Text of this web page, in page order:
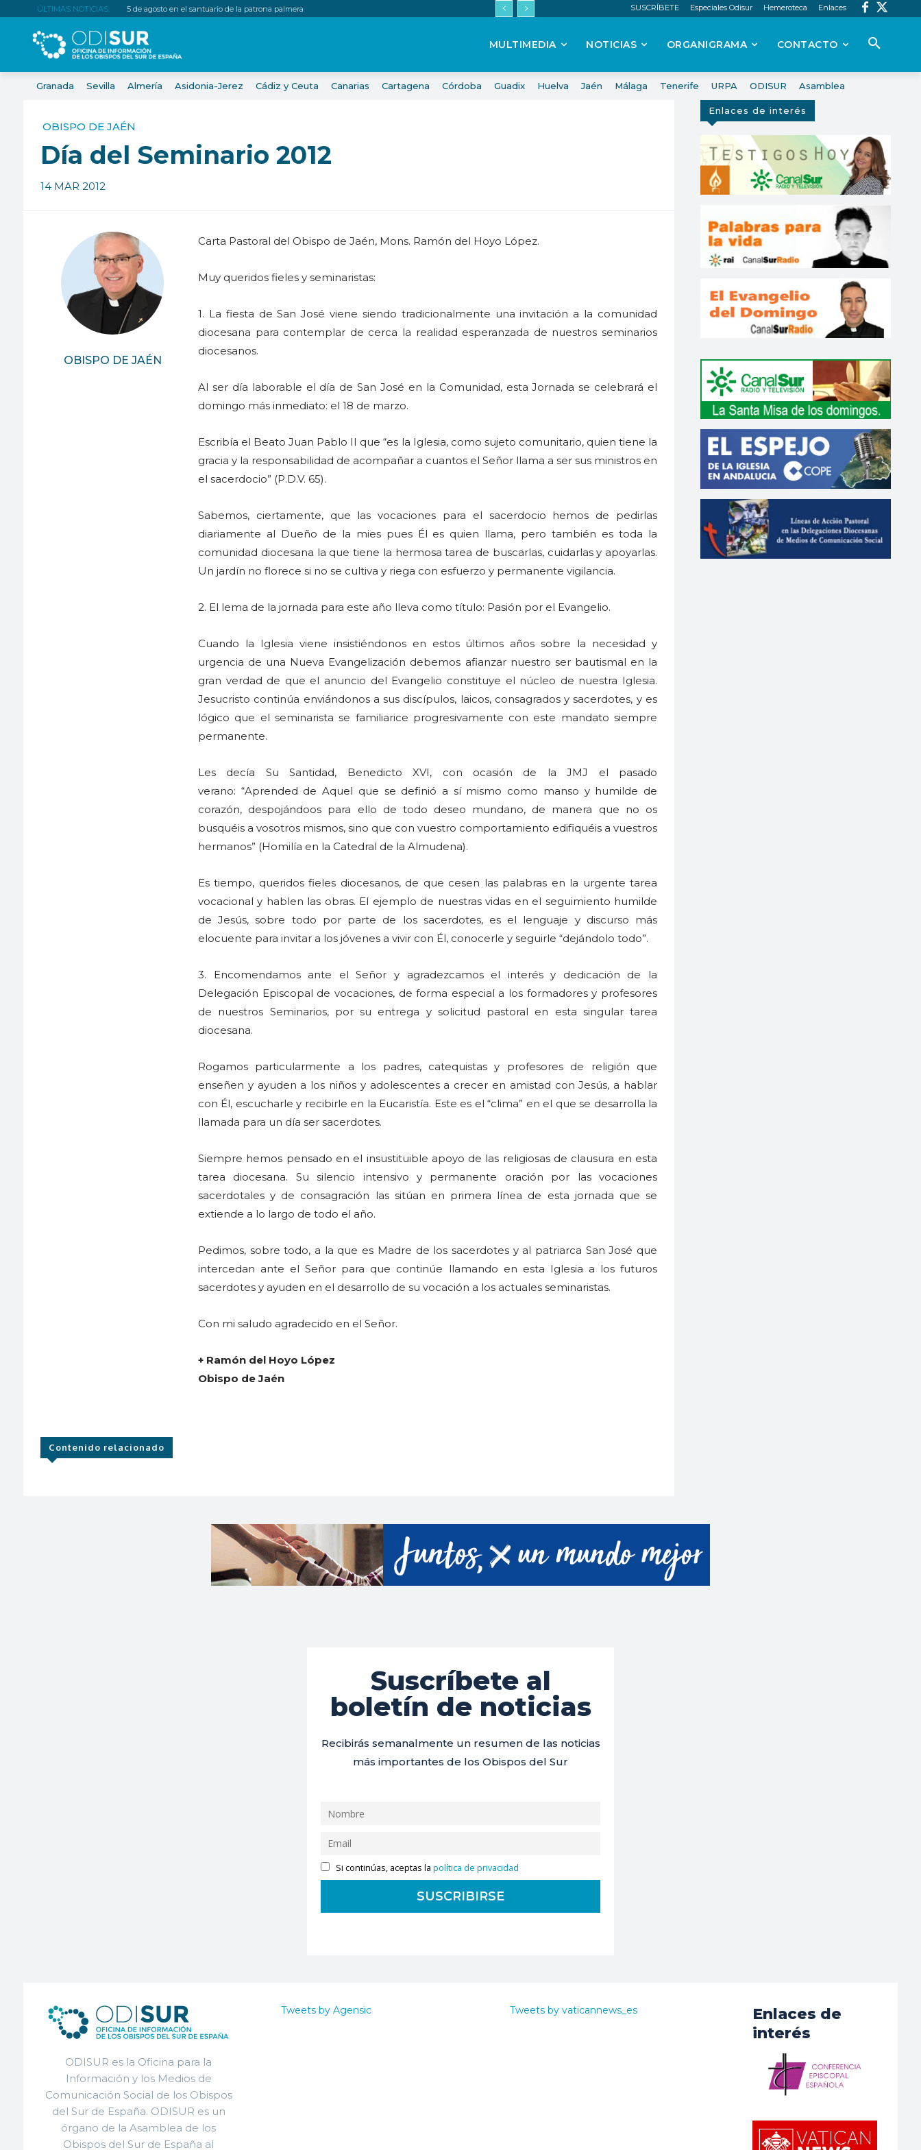
ÚLTIMAS NOTICIAS: 5 de agosto en el santuario de la patrona palmera SUSCRÍBETE Especiales Odisur Hemeroteca Enlaces
MULTIMEDIA NOTICIAS ORGANIGRAMA CONTACTO
Granada Sevilla Almería Asidonia-Jerez Cádiz y Ceuta Canarias Cartagena Córdoba Guadix Huelva Jaén Málaga Tenerife URPA ODISUR Asamblea
OBISPO DE JAÉN
Día del Seminario 2012
14 MAR 2012
OBISPO DE JAÉN
Carta Pastoral del Obispo de Jaén, Mons. Ramón del Hoyo López.
Muy queridos fieles y seminaristas:
1. La fiesta de San José viene siendo tradicionalmente una invitación a la comunidad
diocesana para contemplar de cerca la realidad esperanzada de nuestros seminarios
diocesanos.
Al ser día laborable el día de San José en la Comunidad, esta Jornada se celebrará el
domingo más inmediato: el 18 de marzo.
Escribía el Beato Juan Pablo II que “es la Iglesia, como sujeto comunitario, quien tiene la
gracia y la responsabilidad de acompañar a cuantos el Señor llama a ser sus ministros en
el sacerdocio” (P.D.V. 65).
Sabemos, ciertamente, que las vocaciones para el sacerdocio hemos de pedirlas
diariamente al Dueño de la mies pues Él es quien llama, pero también es toda la
comunidad diocesana la que tiene la hermosa tarea de buscarlas, cuidarlas y apoyarlas.
Un jardín no florece si no se cultiva y riega con esfuerzo y permanente vigilancia.
2. El lema de la jornada para este año lleva como título: Pasión por el Evangelio.
Cuando la Iglesia viene insistiéndonos en estos últimos años sobre la necesidad y
urgencia de una Nueva Evangelización debemos afianzar nuestro ser bautismal en la
gran verdad de que el anuncio del Evangelio constituye el núcleo de nuestra Iglesia.
Jesucristo continúa enviándonos a sus discípulos, laicos, consagrados y sacerdotes, y es
lógico que el seminarista se familiarice progresivamente con este mandato siempre
permanente.
Les decía Su Santidad, Benedicto XVI, con ocasión de la JMJ el pasado
verano: “Aprended de Aquel que se definió a sí mismo como manso y humilde de
corazón, despojándoos para ello de todo deseo mundano, de manera que no os
busquéis a vosotros mismos, sino que con vuestro comportamiento edifiquéis a vuestros
hermanos” (Homilía en la Catedral de la Almudena).
Es tiempo, queridos fieles diocesanos, de que cesen las palabras en la urgente tarea
vocacional y hablen las obras. El ejemplo de nuestras vidas en el seguimiento humilde
de Jesús, sobre todo por parte de los sacerdotes, es el lenguaje y discurso más
elocuente para invitar a los jóvenes a vivir con Él, conocerle y seguirle “dejándolo todo”.
3. Encomendamos ante el Señor y agradezcamos el interés y dedicación de la
Delegación Episcopal de vocaciones, de forma especial a los formadores y profesores
de nuestros Seminarios, por su entrega y solicitud pastoral en esta singular tarea
diocesana.
Rogamos particularmente a los padres, catequistas y profesores de religión que
enseñen y ayuden a los niños y adolescentes a crecer en amistad con Jesús, a hablar
con Él, escucharle y recibirle en la Eucaristía. Este es el “clima” en el que se desarrolla la
llamada para un día ser sacerdotes.
Siempre hemos pensado en el insustituible apoyo de las religiosas de clausura en esta
tarea diocesana. Su silencio intensivo y permanente oración por las vocaciones
sacerdotales y de consagración las sitúan en primera línea de esta jornada que se
extiende a lo largo de todo el año.
Pedimos, sobre todo, a la que es Madre de los sacerdotes y al patriarca San José que
intercedan ante el Señor para que continúe llamando en esta Iglesia a los futuros
sacerdotes y ayuden en el desarrollo de su vocación a los actuales seminaristas.
Con mi saludo agradecido en el Señor.
+ Ramón del Hoyo López
Obispo de Jaén
Contenido relacionado
Enlaces de interés
Suscríbete al
boletín de noticias
Recibirás semanalmente un resumen de las noticias
más importantes de los Obispos del Sur
Si continúas, aceptas lapolítica de privacidad
ODISUR es la Oficina para la
Información y los Medios de
Comunicación Social de los Obispos
del Sur de España. ODISUR es un
órgano de la Asamblea de los
Obispos del Sur de España al
Tweets by Agensic Tweets by vaticannews_es
Enlaces de
interés